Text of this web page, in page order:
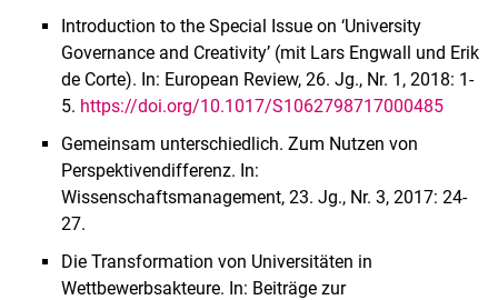
Introduction to the Special Issue on ‘University
Governance and Creativity’ (mit Lars Engwall und Erik
de Corte). In: European Review, 26. Jg., Nr. 1, 2018: 1-
5. https://doi.org/10.1017/S1062798717000485
Gemeinsam unterschiedlich. Zum Nutzen von
Perspektivendifferenz. In:
Wissenschaftsmanagement, 23. Jg., Nr. 3, 2017: 24-
27.
Die Transformation von Universitäten in
Wettbewerbsakteure. In: Beiträge zur